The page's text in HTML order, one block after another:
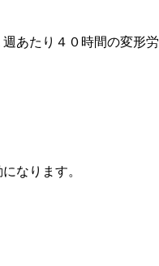
あたり４０時間の変形労
なります。